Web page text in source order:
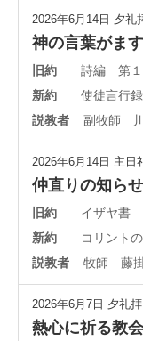
2026年6月14日 夕礼
神の言葉がま
旧約
詩編 第１
新約
使徒言行
説教者
副牧師
2026年6月14日 主日
仲直りの知らせ
旧約
イザヤ書
新約
コリント
説教者
牧師 藤
2026年6月7日 夕礼拝
熱心に祈る教会